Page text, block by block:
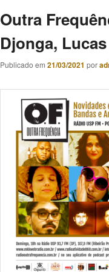
Outra
Djonga,
Publicado em 21/03/2021 por